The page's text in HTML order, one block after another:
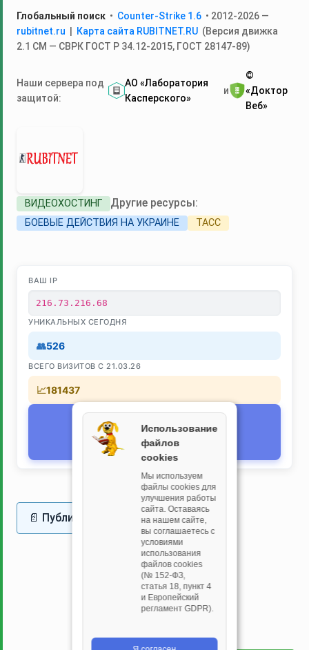
Глобальный поиск • Counter-Strike 1.6 • 2012-2026 —
rubitnet.ru
Карта сайта RUBITNET.RU (Версия движка
2.1 СМ — СВРК ГОСТ Р 34.12‑2015, ГОСТ 28147‑89)
Наши сервера под
защитой:
АО «Лаборатория
Касперского»
и
©
«Доктор
Веб»
ВИДЕОХОСТИНГ Другие ресурсы:
БОЕВЫЕ ДЕЙСТВИЯ НА УКРАИНЕ ТАСС
ВАШ IP
216.73.216.68
УНИКАЛЬНЫХ СЕГОДНЯ
526
ВСЕГО ВИЗИТОВ С 21.03.26
181437
⏰
Текущее время
08.08.2026 10:01:45
(Asia/Irkutsk)
📄 Публичная оферта
Использование
файлов
cookies
Мы используем
файлы cookies для
улучшения работы
сайта. Оставаясь
на нашем сайте,
вы соглашаетесь с
условиями
использования
файлов cookies
(№ 152‑ФЗ,
статья 18, пункт 4
и Европейский
регламент GDPR).